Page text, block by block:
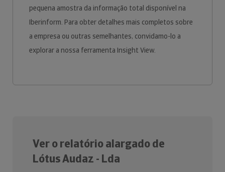
pequena amostra da informação total disponível na
Iberinform. Para obter detalhes mais completos sobre
a empresa ou outras semelhantes, convidamo-lo a
explorar a nossa ferramenta Insight View.
Ver o relatório alargado de
Lótus Audaz - Lda